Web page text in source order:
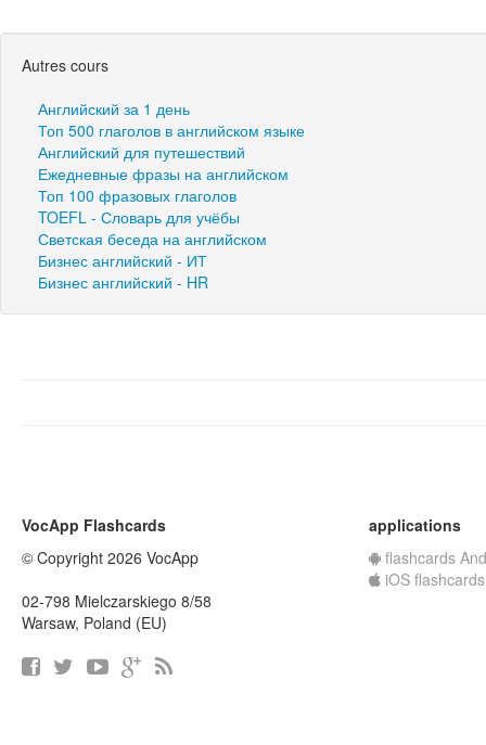
Autres cours
Английский за 1 день
Топ 500 глаголов в английском языке
Английский для путешествий
Ежедневные фразы на английском
Топ 100 фразовых глаголов
TOEFL - Словарь для учёбы
Светская беседа на английском
Бизнес английский - ИТ
Бизнес английский - HR
VocApp Flashcards
© Copyright 2026 VocApp
02-798 Mielczarskiego 8/58
Warsaw, Poland (EU)
applications
flashcards
iOS flashcards